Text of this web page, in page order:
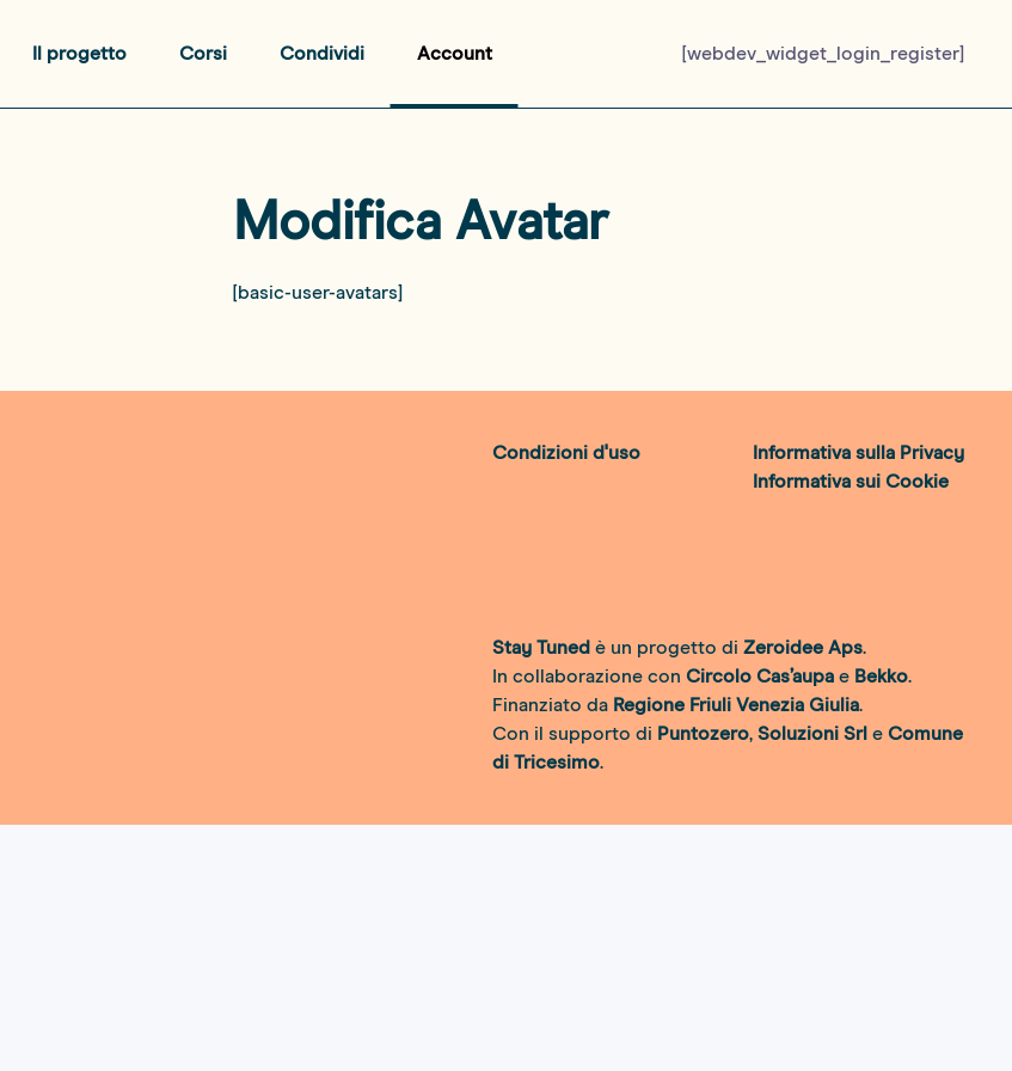
Il progetto Corsi Condividi Account [webdev_widget_login_register]
Modifica Avatar
[basic-user-avatars]
Condizioni d'uso
Informativa sulla Privacy
Informativa sui Cookie
Stay Tuned è un progetto diZeroidee Aps.
In collaborazione con Circolo Cas’aupa e Bekko.
Finanziato da Regione Friuli Venezia Giulia.
Con il supporto di Puntozero,Soluzioni Srl e Comune
di Tricesimo.